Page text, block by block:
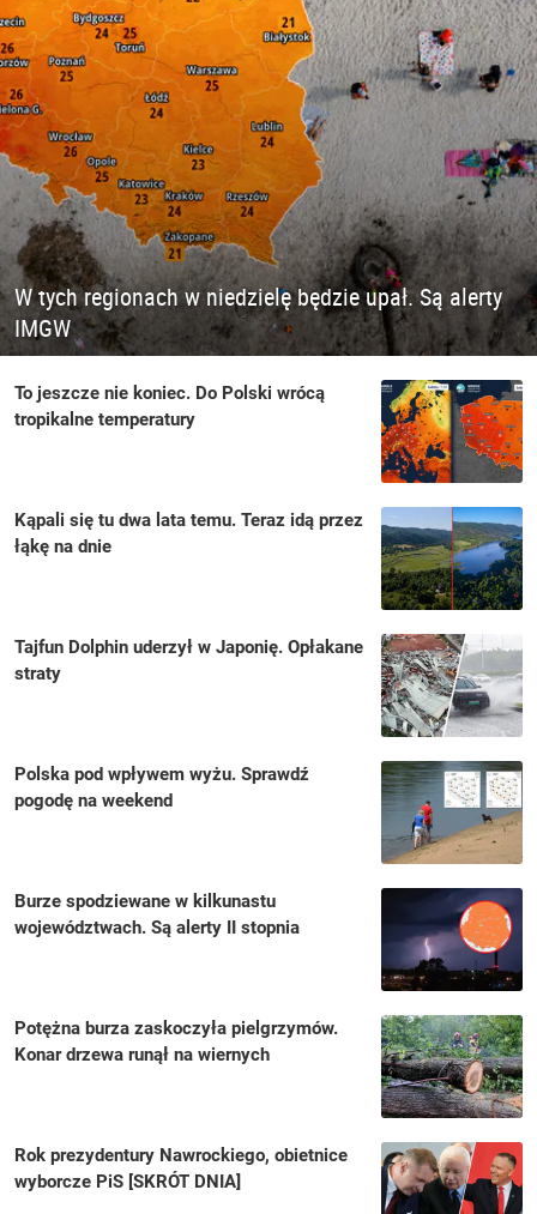
W tych regionach w niedzielę będzie upał. Są alerty
IMGW
To jeszcze nie koniec. Do Polski wrócą
tropikalne temperatury
Kąpali się tu dwa lata temu. Teraz idą przez
łąkę na dnie
Tajfun Dolphin uderzył w Japonię. Opłakane
straty
Polska pod wpływem wyżu. Sprawdź
pogodę na weekend
Burze spodziewane w kilkunastu
województwach. Są alerty II stopnia
Potężna burza zaskoczyła pielgrzymów.
Konar drzewa runął na wiernych
Rok prezydentury Nawrockiego, obietnice
wyborcze PiS [SKRÓT DNIA]